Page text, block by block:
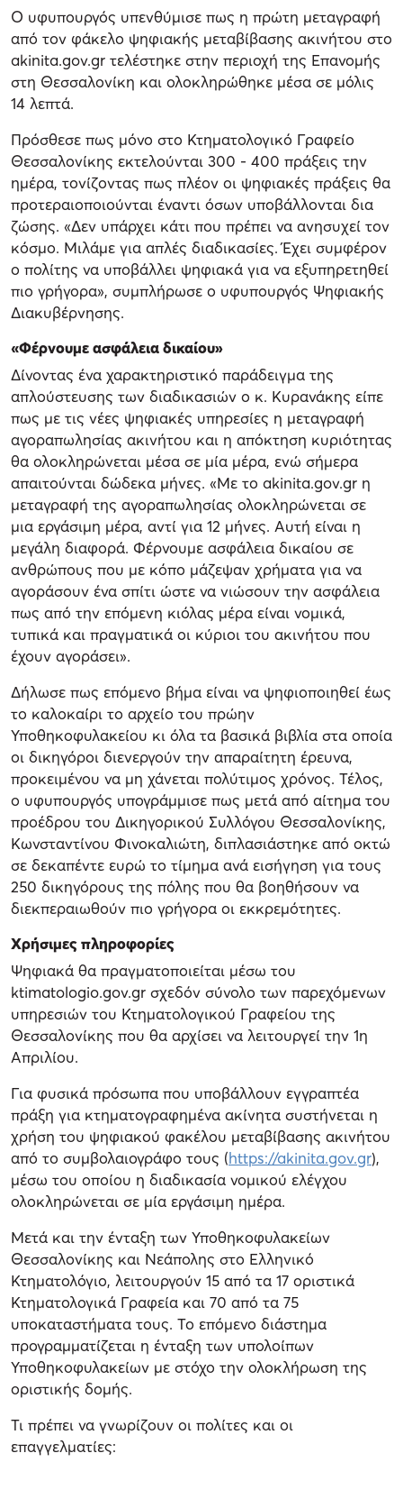
Ο υφυπουργός υπενθύμισε πως η πρώτη μεταγραφή
από τον φάκελο ψηφιακής μεταβίβασης ακινήτου στο
akinita.gov.gr τελέστηκε στην περιοχή της Επανομής
στη Θεσσαλονίκη και ολοκληρώθηκε μέσα σε μόλις
14 λεπτά.
Πρόσθεσε πως μόνο στο Κτηματολογικό Γραφείο
Θεσσαλονίκης εκτελούνται 300 - 400 πράξεις την
ημέρα, τονίζοντας πως πλέον οι ψηφιακές πράξεις θα
προτεραιοποιούνται έναντι όσων υποβάλλονται δια
ζώσης. «Δεν υπάρχει κάτι που πρέπει να ανησυχεί τον
κόσμο. Μιλάμε για απλές διαδικασίες. Έχει συμφέρον
ο πολίτης να υποβάλλει ψηφιακά για να εξυπηρετηθεί
πιο γρήγορα», συμπλήρωσε ο υφυπουργός Ψηφιακής
Διακυβέρνησης.
«Φέρνουμε ασφάλεια δικαίου»
Δίνοντας ένα χαρακτηριστικό παράδειγμα της
απλούστευσης των διαδικασιών ο κ. Κυρανάκης είπε
πως με τις νέες ψηφιακές υπηρεσίες η μεταγραφή
αγοραπωλησίας ακινήτου και η απόκτηση κυριότητας
θα ολοκληρώνεται μέσα σε μία μέρα, ενώ σήμερα
απαιτούνται δώδεκα μήνες. «Με το akinita.gov.gr η
μεταγραφή της αγοραπωλησίας ολοκληρώνεται σε
μια εργάσιμη μέρα, αντί για 12 μήνες. Αυτή είναι η
μεγάλη διαφορά. Φέρνουμε ασφάλεια δικαίου σε
ανθρώπους που με κόπο μάζεψαν χρήματα για να
αγοράσουν ένα σπίτι ώστε να νιώσουν την ασφάλεια
πως από την επόμενη κιόλας μέρα είναι νομικά,
τυπικά και πραγματικά οι κύριοι του ακινήτου που
έχουν αγοράσει».
Δήλωσε πως επόμενο βήμα είναι να ψηφιοποιηθεί έως
το καλοκαίρι το αρχείο του πρώην
Υποθηκοφυλακείου κι όλα τα βασικά βιβλία στα οποία
οι δικηγόροι διενεργούν την απαραίτητη έρευνα,
προκειμένου να μη χάνεται πολύτιμος χρόνος. Τέλος,
ο υφυπουργός υπογράμμισε πως μετά από αίτημα του
προέδρου του Δικηγορικού Συλλόγου Θεσσαλονίκης,
Κωνσταντίνου Φινοκαλιώτη, διπλασιάστηκε από οκτώ
σε δεκαπέντε ευρώ το τίμημα ανά εισήγηση για τους
250 δικηγόρους της πόλης που θα βοηθήσουν να
διεκπεραιωθούν πιο γρήγορα οι εκκρεμότητες.
Χρήσιμες πληροφορίες
Ψηφιακά θα πραγματοποιείται μέσω του
ktimatologio.gov.gr σχεδόν σύνολο των παρεχόμενων
υπηρεσιών του Κτηματολογικού Γραφείου της
Θεσσαλονίκης που θα αρχίσει να λειτουργεί την 1η
Απριλίου.
Για φυσικά πρόσωπα που υποβάλλουν εγγραπτέα
πράξη για κτηματογραφημένα ακίνητα συστήνεται η
χρήση του ψηφιακού φακέλου μεταβίβασης ακινήτου
από το συμβολαιογράφο τους (https://akinita.gov.gr),
μέσω του οποίου η διαδικασία νομικού ελέγχου
ολοκληρώνεται σε μία εργάσιμη ημέρα.
Μετά και την ένταξη των Υποθηκοφυλακείων
Θεσσαλονίκης και Νεάπολης στο Ελληνικό
Κτηματολόγιο, λειτουργούν 15 από τα 17 οριστικά
Κτηματολογικά Γραφεία και 70 από τα 75
υποκαταστήματα τους. Το επόμενο διάστημα
προγραμματίζεται η ένταξη των υπολοίπων
Υποθηκοφυλακείων με στόχο την ολοκλήρωση της
οριστικής δομής.
Τι πρέπει να γνωρίζουν οι πολίτες και οι
επαγγελματίες: